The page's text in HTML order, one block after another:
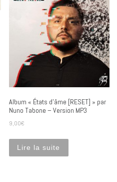
Album « États d’âme [RESET] » par
Nuno Tabone – Version MP3
9,00€
Lire la suite